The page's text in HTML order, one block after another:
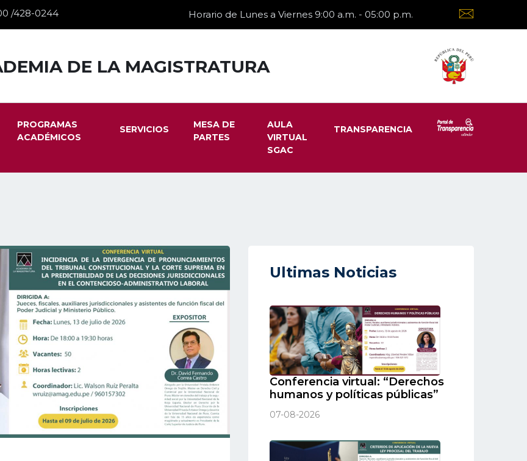
/428-0244 Horario de Lunes a Viernes 9:00 a.m. - 05:00 p.m.
DE LA MAGISTRATURA
PROGRAMAS
ACADÉMICOS
SERVICIOS
MESA DE
PARTES
AULA
VIRTUAL
SGAC
TRANSPARENCIA
Ultimas Noticias
Conferencia virtual: “Derechos
humanos y políticas públicas”
07-08-2026